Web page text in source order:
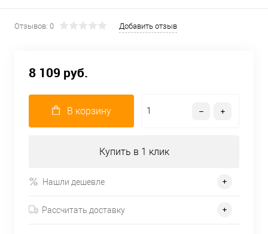
Отзывов: 0 Добавить отзыв
8 109 руб.
В корзину
Купить в 1 клик
Нашли дешевле
Рассчитать доставку